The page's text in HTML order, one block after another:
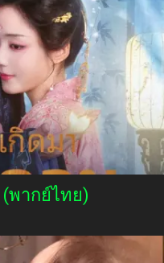
(พากย์ไทย)